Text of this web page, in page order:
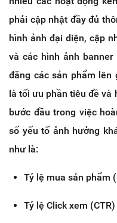
phải cập nhật đầy đủ
hình ảnh đại diện, cập
và các hình ảnh
đăng các sản phẩm lên
là tối ưu phần tiêu đề
bước đầu trong việc
số yếu tố ảnh hưởng
như là:
Tỷ lệ mua sản phẩm
Tỷ lệ Click xem (CTR)